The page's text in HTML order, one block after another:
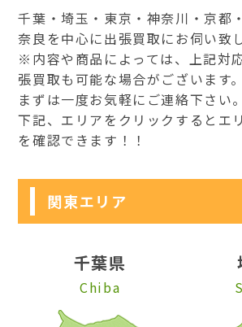
千葉・埼玉・東京・神奈川・京都
奈良を中心に出張買取にお伺い致し
※内容や商品によっては、上記対
張買取も可能な場合がございます。
まずは一度お気軽にご連絡下さい。
下記、エリアをクリックするとエ
を確認できます！！
関東エリア
千葉県
Chiba